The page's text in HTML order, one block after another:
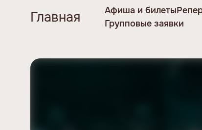
Главная Афиша и билеты
Групповые заявки